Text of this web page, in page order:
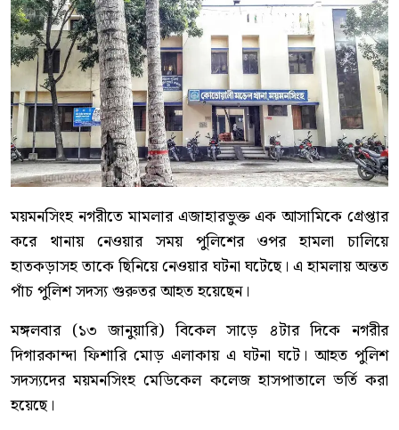
ময়মনসিংহ নগরীতে মামলার এজাহারভুক্ত এক আসামিকে গ্রেপ্তার
করে থানায় নেওয়ার সময় পুলিশের ওপর হামলা চালিয়ে
হাতকড়াসহ তাকে ছিনিয়ে নেওয়ার ঘটনা ঘটেছে। এ হামলায় অন্তত
পাঁচ পুলিশ সদস্য গুরুতর আহত হয়েছেন।
মঙ্গলবার (১৩ জানুয়ারি) বিকেল সাড়ে ৪টার দিকে নগরীর
দিগারকান্দা ফিশারি মোড় এলাকায় এ ঘটনা ঘটে। আহত পুলিশ
সদস্যদের ময়মনসিংহ মেডিকেল কলেজ হাসপাতালে ভর্তি করা
হয়েছে।